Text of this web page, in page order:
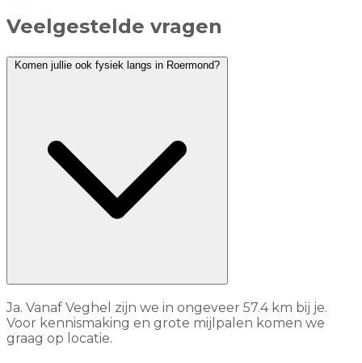
Veelgestelde vragen
Komen jullie ook fysiek langs in Roermond?
Ja. Vanaf Veghel zijn we in ongeveer 57.4 km bij je.
Voor kennismaking en grote mijlpalen komen we
graag op locatie.